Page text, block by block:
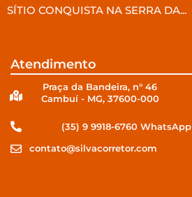
SÍTIO CONQUISTA NA SERRA DA...
Atendimento
Praça da Bandeira, n° 46
Cambuí - MG, 37600-000
(35) 9 9918-6760 WhatsApp
contato@silvacorretor.com